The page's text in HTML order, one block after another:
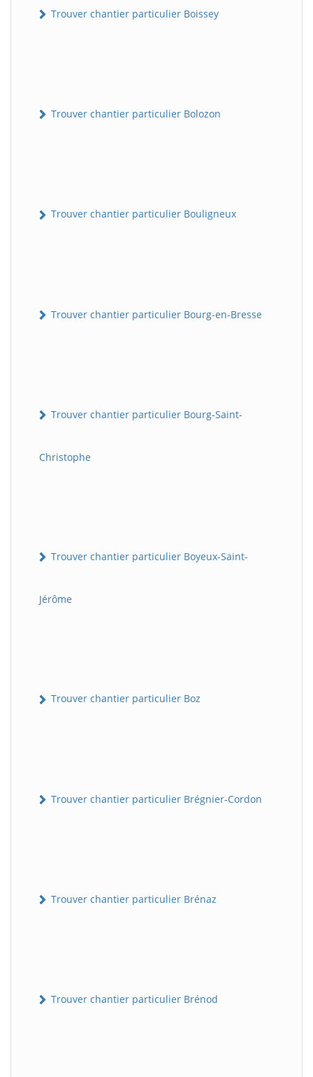
Trouver chantier particulier Boissey
Trouver chantier particulier Bolozon
Trouver chantier particulier Bouligneux
Trouver chantier particulier Bourg-en-Bresse
Trouver chantier particulier Bourg-Saint-
Christophe
Trouver chantier particulier Boyeux-Saint-
Jérôme
Trouver chantier particulier Boz
Trouver chantier particulier Brégnier-Cordon
Trouver chantier particulier Brénaz
Trouver chantier particulier Brénod